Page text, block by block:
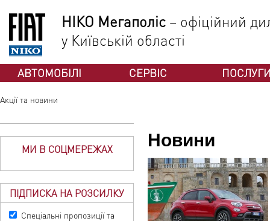
НІКО Мегаполіс – офіційний
у Київській області
АВТОМОБІЛІ СЕРВІС
Акції та новини
МИ В СОЦМЕРЕЖАХ
ПІДПИСКА НА РОЗСИЛКУ
Спеціальні пропозиції та
Новини